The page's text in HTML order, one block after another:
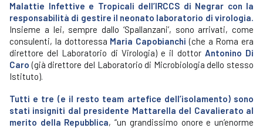
Malattie Infettive e Tropicali dell’IRCCS di Negrar con la
responsabilità di gestire il neonato laboratorio di virologia.
Insieme a lei, sempre dallo ‘Spallanzani’, sono arrivati, come
consulenti, la dottoressa Maria Capobianchi (che a Roma era
direttore del Laboratorio di Virologia) e il dottor Antonino Di
Caro (già direttore del Laboratorio di Microbiologia dello stesso
Istituto).
Tutti e tre (e il resto team artefice dell’isolamento) sono
stati insigniti dal presidente Mattarella del Cavalierato al
merito della Repubblica, “un grandissimo onore e un’enorme